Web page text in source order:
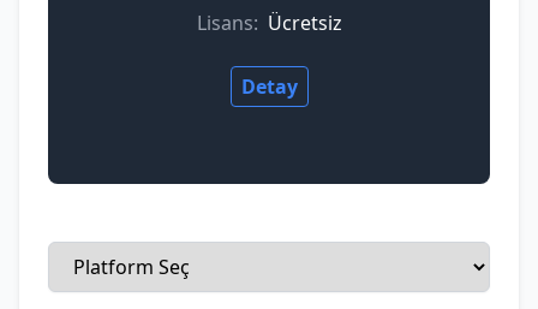
Lisans: Ücretsiz
Detay